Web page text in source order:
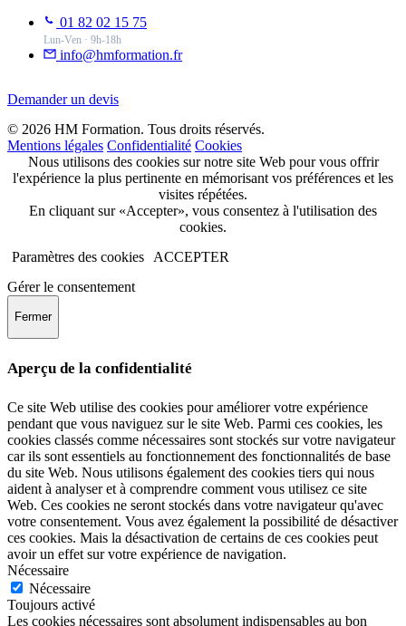
01 82 02 15 75
Lun-Ven · 9h-18h
info@hmformation.fr
Demander un devis
© 2026 HM Formation. Tous droits réservés.
Mentions légales Confidentialité Cookies
Nous utilisons des cookies sur notre site Web pour vous offrir
l'expérience la plus pertinente en mémorisant vos préférences et les
visites répétées.
En cliquant sur «Accepter», vous consentez à l'utilisation des
cookies.
Paramètres des cookies
ACCEPTER
Gérer le consentement
Fermer
Aperçu de la confidentialité
Ce site Web utilise des cookies pour améliorer votre expérience
pendant que vous naviguez sur le site Web. Parmi ces cookies, les
cookies classés comme nécessaires sont stockés sur votre navigateur
car ils sont essentiels au fonctionnement des fonctionnalités de base
du site Web. Nous utilisons également des cookies tiers qui nous
aident à analyser et à comprendre comment vous utilisez ce site
Web. Ces cookies ne seront stockés dans votre navigateur qu'avec
votre consentement. Vous avez également la possibilité de désactiver
ces cookies. Mais la désactivation de certains de ces cookies peut
avoir un effet sur votre expérience de navigation.
Nécessaire
Nécessaire
Toujours activé
Les cookies nécessaires sont absolument indispensables au bon